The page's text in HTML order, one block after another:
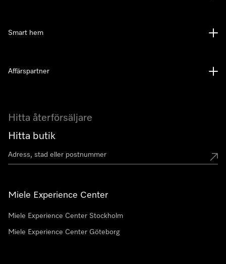
Hitta återförsäljare
Hitta butik
Miele Experience Center
Miele Experience Center Stockholm
Miele Experience Center Göteborg
Smart hem
Affärspartner